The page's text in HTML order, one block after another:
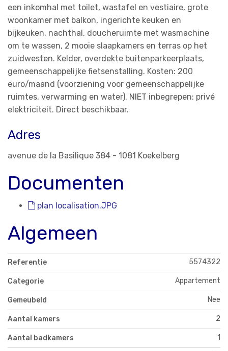
een inkomhal met toilet, wastafel en vestiaire, grote
woonkamer met balkon, ingerichte keuken en
bijkeuken, nachthal, doucheruimte met wasmachine
om te wassen, 2 mooie slaapkamers en terras op het
zuidwesten. Kelder, overdekte buitenparkeerplaats,
gemeenschappelijke fietsenstalling. Kosten: 200
euro/maand (voorziening voor gemeenschappelijke
ruimtes, verwarming en water). NIET inbegrepen: privé
elektriciteit. Direct beschikbaar.
Adres
avenue de la Basilique 384 - 1081 Koekelberg
Documenten
plan localisation.JPG
Algemeen
Referentie 5574322
Categorie Appartement
Gemeubeld Nee
Aantal kamers 2
Aantal badkamers 1